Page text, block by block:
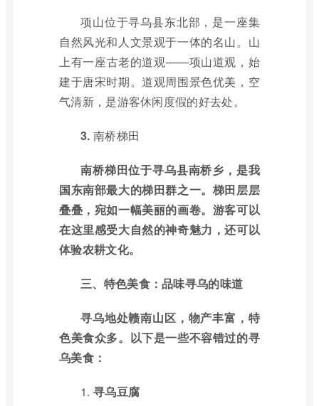
项山位于寻乌县东北部，是一座集
自然风光和人文景观于一体的名山。山
上有一座古老的道观——项山道观，始
建于唐宋时期。道观周围景色优美，空
气清新，是游客休闲度假的好去处。
3. 南桥梯田
南桥梯田位于寻乌县南桥乡，是我
国东南部最大的梯田群之一。梯田层层
叠叠，宛如一幅美丽的画卷。游客可以
在这里感受大自然的神奇魅力，还可以
体验农耕文化。
三、特色美食：品味寻乌的味道
寻乌地处赣南山区，物产丰富，特
色美食众多。以下是一些不容错过的寻
乌美食：
1. 寻乌豆腐